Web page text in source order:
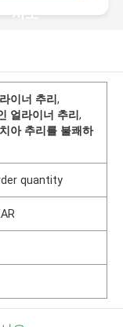
시오
이너 추리,
얼라이너 추리,
아 추리를 불쾌하
quantity